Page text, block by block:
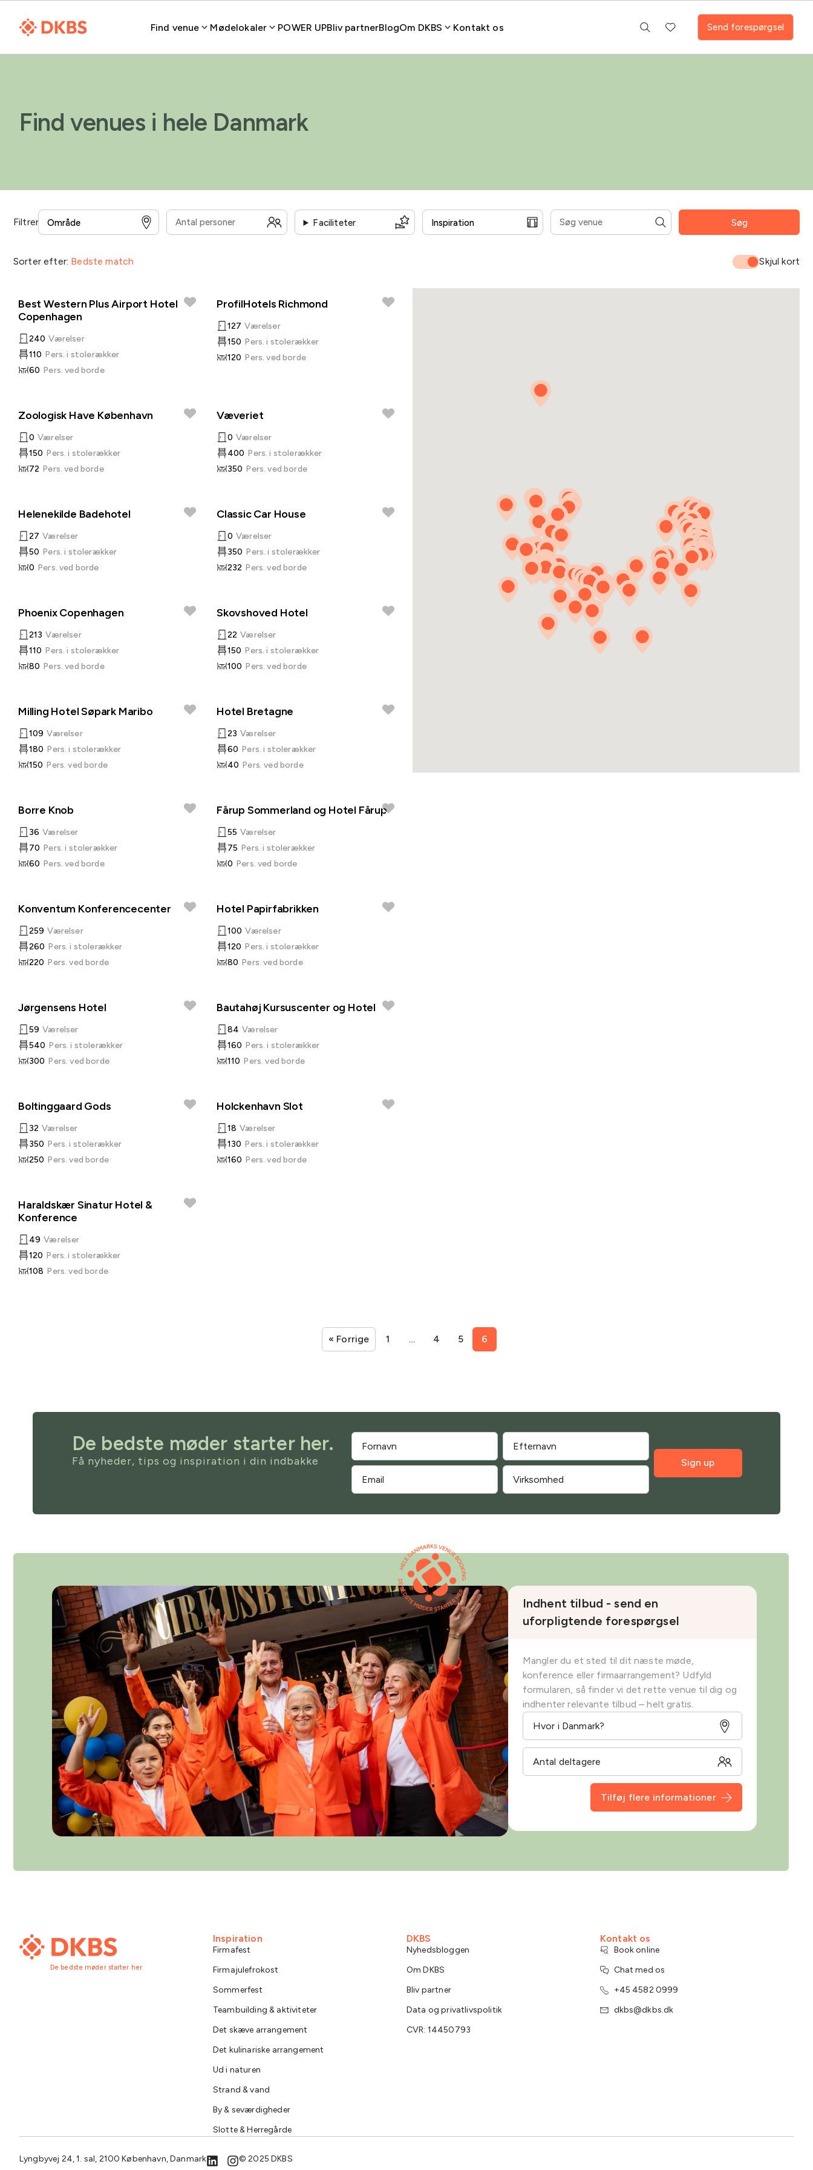
Find venue Mødelokaler POWER UPBliv partnerBlogOm DKBS Kontakt os Send forespørgsel
Find venues i hele Danmark
Filtrer Faciliteter Søg
Sorter efter: Bedste match Skjul kort
Best Western Plus Airport Hotel
Copenhagen
240 Værelser
110 Pers. i stolerækker
60 Pers. ved borde
ProfilHotels Richmond
127 Værelser
150 Pers. i stolerækker
120 Pers. ved borde
Zoologisk Have København
0 Værelser
150 Pers. i stolerækker
72 Pers. ved borde
Væveriet
0 Værelser
400 Pers. i stolerækker
350 Pers. ved borde
Helenekilde Badehotel
27 Værelser
50 Pers. i stolerækker
0 Pers. ved borde
Classic Car House
0 Værelser
350 Pers. i stolerækker
232 Pers. ved borde
Phoenix Copenhagen
213 Værelser
110 Pers. i stolerækker
80 Pers. ved borde
Skovshoved Hotel
22 Værelser
150 Pers. i stolerækker
100 Pers. ved borde
Milling Hotel Søpark Maribo
109 Værelser
180 Pers. i stolerækker
150 Pers. ved borde
Hotel Bretagne
23 Værelser
60 Pers. i stolerækker
40 Pers. ved borde
Borre Knob
36 Værelser
70 Pers. i stolerækker
60 Pers. ved borde
Fårup Sommerland og Hotel Fårup
55 Værelser
75 Pers. i stolerækker
0 Pers. ved borde
Konventum Konferencecenter
259 Værelser
260 Pers. i stolerækker
220 Pers. ved borde
Hotel Papirfabrikken
100 Værelser
120 Pers. i stolerækker
80 Pers. ved borde
Jørgensens Hotel
59 Værelser
540 Pers. i stolerækker
300 Pers. ved borde
Bautahøj Kursuscenter og Hotel
84 Værelser
160 Pers. i stolerækker
110 Pers. ved borde
Boltinggaard Gods
32 Værelser
350 Pers. i stolerækker
250 Pers. ved borde
Holckenhavn Slot
18 Værelser
130 Pers. i stolerækker
160 Pers. ved borde
Haraldskær Sinatur Hotel &
Konference
49 Værelser
120 Pers. i stolerækker
108 Pers. ved borde
« Forrige 1 … 4 5 6
De bedste møder starter her.
Få nyheder, tips og inspiration i din indbakke Sign up
Indhent tilbud - send en
uforpligtende forespørgsel
Mangler du et sted til dit næste møde,
konference eller firmaarrangement? Udfyld
formularen, så finder vi det rette venue til dig og
indhenter relevante tilbud – helt gratis.
Tilføj flere informationer
De bedste møder starter her
Inspiration
Firmafest
Firmajulefrokost
Sommerfest
Teambuilding & aktiviteter
Det skæve arrangement
Det kulinariske arrangement
Ud i naturen
Strand & vand
By & seværdigheder
Slotte & Herregårde
DKBS
Nyhedsbloggen
Om DKBS
Bliv partner
Data og privatlivspolitik
CVR: 14450793
Kontakt os
Book online
Chat med os
+45 4582 0999
dkbs@dkbs.dk
Lyngbyvej 24, 1. sal, 2100 København, Danmark © 2025 DKBS